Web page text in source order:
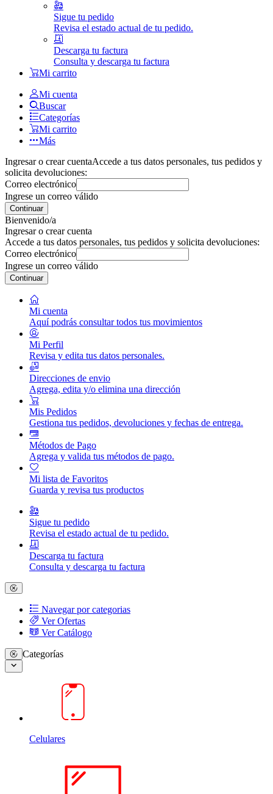
Sigue tu pedido
Revisa el estado actual de tu pedido.
Descarga tu factura
Consulta y descarga tu factura
Mi carrito
Mi cuenta
Buscar
Categorías
Mi carrito
Más
Ingresar o crear cuentaAccede a tus datos personales, tus pedidos y
solicita devoluciones:
Correo electrónico
Ingrese un correo válido
Continuar
Bienvenido/a
Ingresar o crear cuenta
Accede a tus datos personales, tus pedidos y solicita devoluciones:
Correo electrónico
Ingrese un correo válido
Continuar
Mi cuenta
Aquí podrás consultar todos tus movimientos
Mi Perfil
Revisa y edita tus datos personales.
Direcciones de envio
Agrega, edita y/o elimina una dirección
Mis Pedidos
Gestiona tus pedidos, devoluciones y fechas de entrega.
Métodos de Pago
Agrega y valida tus métodos de pago.
Mi lista de Favoritos
Guarda y revisa tus productos
Sigue tu pedido
Revisa el estado actual de tu pedido.
Descarga tu factura
Consulta y descarga tu factura
Navegar por categorias
Ver Ofertas
Ver Catálogo
Categorías
Celulares